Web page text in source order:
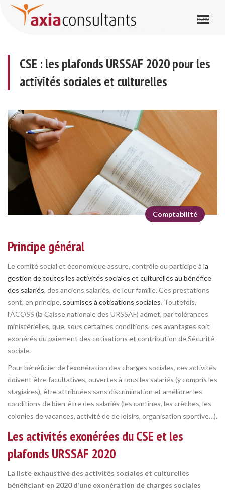
CSE : les plafonds URSSAF 2020 pour les
activités sociales et culturelles
Comptabilité
Principe général
Le comité social et économique assure, contrôle ou participe à la
gestion de toutes les activités sociales et culturelles au bénéfice
des salariés, des anciens salariés, de leur famille. Ces prestations
sont, en principe, soumises à cotisations sociales. Toutefois,
l’ACOSS (la Caisse nationale des URSSAF) admet, par tolérances
ministérielles, que, sous certaines conditions, ces avantages soit
exonérés du paiement des cotisations et contribution de Sécurité
sociale.
Pour bénéficier de l’exonération des charges sociales, ces activités
doivent être facultatives, ouvertes à tous les salariés (y compris les
stagiaires), être attribuées sans discrimination et améliorer les
conditions de bien-être des salariés (les cantines, les crèches, les
colonies de vacances, activité de de loisirs, organisation sportive…).
Les activités exonérées du CSE et les
plafonds URSSAF 2020
La liste exhaustive des activités sociales et culturelles
bénéficiant en 2020 d’une exonération de charges sociales